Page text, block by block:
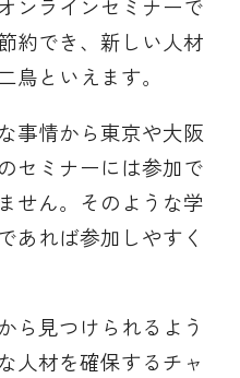
ンラインセミナーで
約でき、新しい人材
鳥といえます。
事情から東京や大阪
セミナーには参加で
せん。そのような学
あれば参加しやすく
ら見つけられるよう
人材を確保するチャ